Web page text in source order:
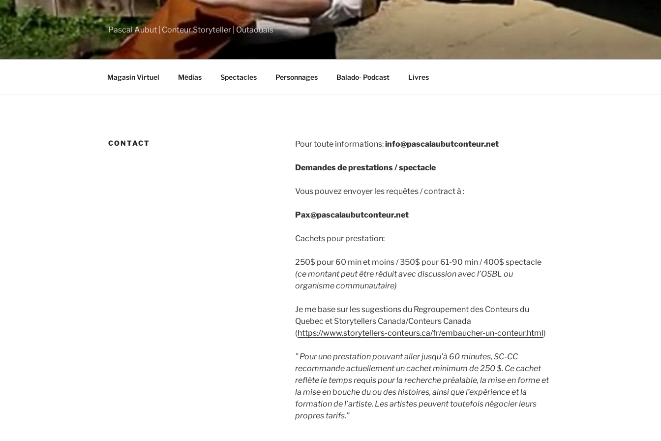
Skip
to
content
Pascal Aubut | Conteur Storyteller | Outaouais
Magasin Virtuel Médias Spectacles Personnages Balado- Podcast Livres
CONTACT Pour toute informations:info@pascalaubutconteur.net
Demandes de prestations / spectacle
Vous pouvez envoyer les requêtes / contract à :
Pax@pascalaubutconteur.net
Cachets pour prestation:
250$ pour 60 min et moins / 350$ pour 61-90 min / 400$ spectacle
(ce montant peut être réduit avec discussion avec l’OSBL ou
organisme communautaire)
Je me base sur les sugestions du Regroupement des Conteurs du
Quebec et Storytellers Canada/Conteurs Canada
(https://www.storytellers-conteurs.ca/fr/embaucher-un-conteur.html)
” Pour une prestation pouvant aller jusqu’à 60 minutes, SC-CC
recommande actuellement un cachet minimum de 250 $. Ce cachet
reflète le temps requis pour la recherche préalable, la mise en forme et
la mise en bouche du ou des histoires, ainsi que l’expérience et la
formation de l’artiste. Les artistes peuvent toutefois négocier leurs
propres tarifs.”